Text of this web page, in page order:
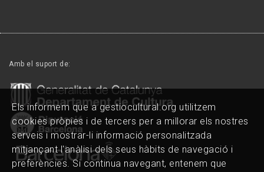
Amb el suport de:
Els informem que a gestiocultural.org utilitzem
cookies pròpies i de tercers per a millorar els nostres
serveis i mostrar-li informació personalitzada
mitjançant l'anàlisi dels seus hàbits de navegació i
preferències. Si continua navegant, entenem que